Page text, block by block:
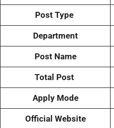
Post Type
Department
Post Name
Total Post
Apply Mode
Official Website